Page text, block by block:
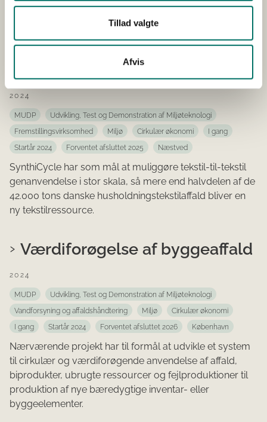
Tillad valgte
Afvis
SynthiCycle: Closing the Loop
on Synthetic Textile Blends with
2024
MUDP
Udvikling, Test og Demonstration af Miljøteknologi
Fremstillingsvirksomhed
Miljø Cirkulær økonomi
I gang
Startår 2024
Forventet afsluttet 2025 Næstved
SynthiCycle har som mål at muliggøre tekstil-til-tekstil
genanvendelse i stor skala, så mere end halvdelen af de
42.000 tons danske husholdningstekstilaffald bliver en
ny tekstilressource.
Værdiforøgelse af byggeaffald
2024
MUDP
Udvikling, Test og Demonstration af Miljøteknologi
Vandforsyning og affaldshåndtering
Miljø
Cirkulær økonomi
I gang
Startår 2024 Forventet afsluttet 2026 København
Nærværende projekt har til formål at udvikle et system
til cirkulær og værdiforøgende anvendelse af affald,
biprodukter, ubrugte ressourcer og fejlproduktioner til
produktion af nye bæredygtige inventar- eller
byggeelementer.